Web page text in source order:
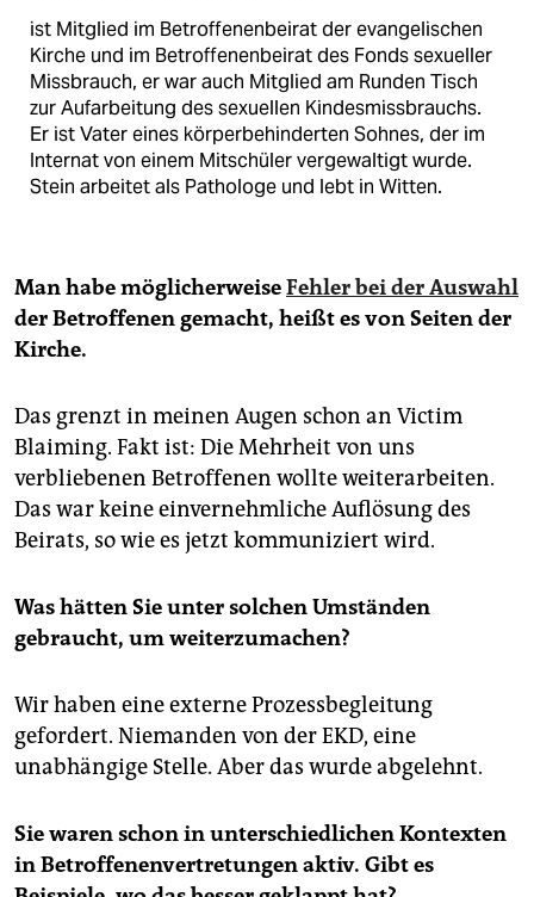
ist Mitglied im Betroffenenbeirat der evangelischen
Kirche und im Betroffenenbeirat des Fonds sexueller
Missbrauch, er war auch Mitglied am Runden Tisch
zur Aufarbeitung des sexuellen Kindesmissbrauchs.
Er ist Vater eines körperbehinderten Sohnes, der im
Internat von einem Mitschüler vergewaltigt wurde.
Stein arbeitet als Pathologe und lebt in Witten.
Man habe möglicherweiseFehler bei der Auswahl
der Betroffenen gemacht, heißt es von Seiten der
Kirche.
Das grenzt in meinen Augen schon an Victim
Blaiming. Fakt ist: Die Mehrheit von uns
verbliebenen Betroffenen wollte weiterarbeiten.
Das war keine einvernehmliche Auflösung des
Beirats, so wie es jetzt kommuniziert wird.
Was hätten Sie unter solchen Umständen
gebraucht, um weiterzumachen?
Wir haben eine externe Prozessbegleitung
gefordert. Niemanden von der EKD, eine
unabhängige Stelle. Aber das wurde abgelehnt.
Sie waren schon in unterschiedlichen Kontexten
in Betroffenenvertretungen aktiv. Gibt es